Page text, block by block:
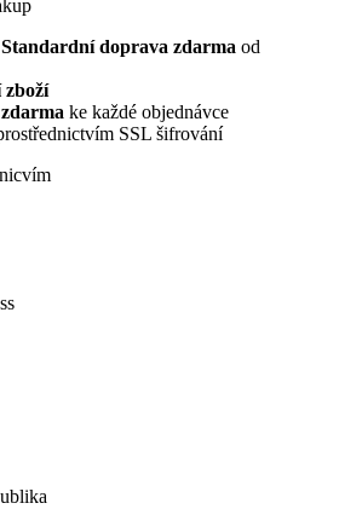
doprava zdarma od
zboží
ke každé objednávce
SSL šifrování